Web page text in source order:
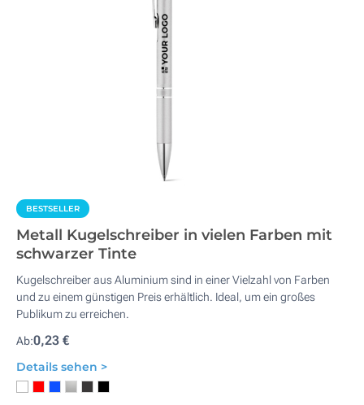
BESTSELLER
Metall Kugelschreiber in vielen Farben mit
schwarzer Tinte
Kugelschreiber aus Aluminium sind in einer Vielzahl von Farben
und zu einem günstigen Preis erhältlich. Ideal, um ein großes
Publikum zu erreichen.
Ab:0,23 €
Details sehen >